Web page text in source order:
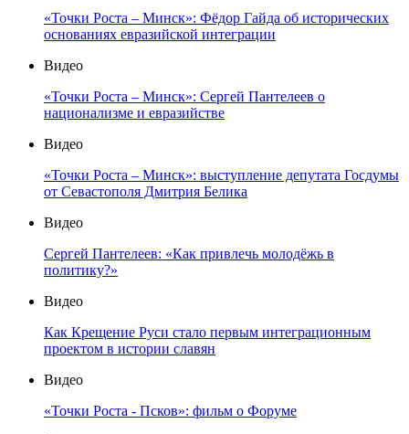
«Точки Роста – Минск»: Фёдор Гайда об исторических
основаниях евразийской интеграции
Видео
«Точки Роста – Минск»: Сергей Пантелеев о
национализме и евразийстве
Видео
«Точки Роста – Минск»: выступление депутата Госдумы
от Севастополя Дмитрия Белика
Видео
Сергей Пантелеев: «Как привлечь молодёжь в
политику?»
Видео
Как Крещение Руси стало первым интеграционным
проектом в истории славян
Видео
«Точки Роста - Псков»: фильм о Форуме